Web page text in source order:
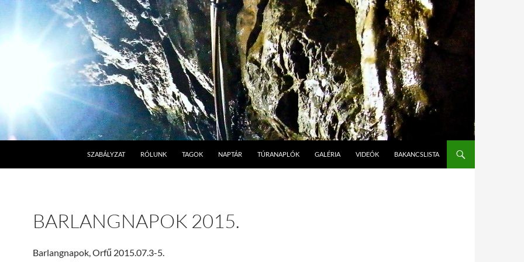
SZABÁLYZAT RÓLUNK TAGOK NAPTÁR TÚRANAPLÓK GALÉRIA VIDEÓK BAKANCSLISTA
BARLANGNAPOK 2015.
Barlangnapok, Orfű 2015.07.3-5.